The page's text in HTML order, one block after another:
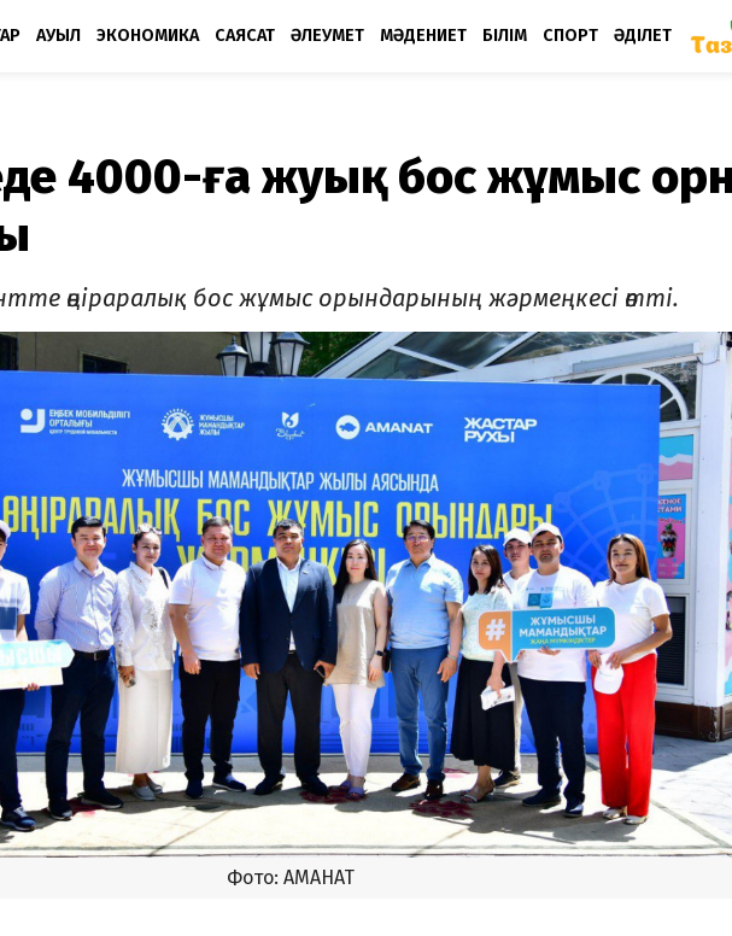
АУЫЛ ЭКОНОМИКА САЯСАТ ӘЛЕУМЕТ МӘДЕНИЕТ БІЛІМ СПОРТ ӘДІЛЕТ
4000-ға жуық бос жұмыс
өңіраралық бос жұмыс орындарының жәрмеңкесі өтті.
Фото: АМАНАТ